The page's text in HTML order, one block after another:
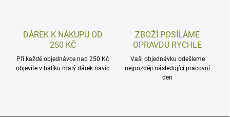
DÁREK K NÁKUPU OD
250 KČ
Při každé objednávce nad 250 Kč
objevíte v balíku malý dárek navíc
ZBOŽÍ POSÍLÁME
OPRAVDU RYCHLE
Vaši objednávku odešleme
nejpozději následující pracovní
den